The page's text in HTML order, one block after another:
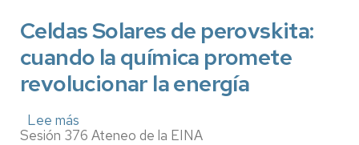
la
industria
problema
territorial,
un
enfoque
sistémico
Celdas Solares de perovskita:
cuando la química promete
revolucionar la energía
Lee más
Celdas
Sesión 376 Ateneo de la EINA